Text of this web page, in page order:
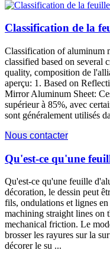
Classification de la
Classification of aluminum
classified based on several
quality, composition de
aperçu: 1. Based on
Mirror Aluminum Sheet:
supérieur à 85%, avec
sont généralement utilisés
Nous contacter
Qu'est-ce qu'une
Qu'est-ce qu'une feuille
décoration, le dessin peut
fils, ondulations et lignes en
machining straight lines on
mechanical friction. Le
brosser les rayures sur la
décorer le su ...